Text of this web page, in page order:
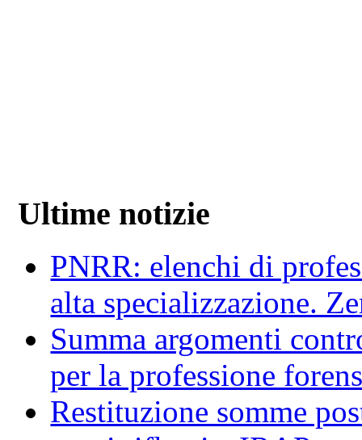
Ultime notizie
PNRR: elenchi di
alta specializzazione.
Summa argomenti
per la professione
Restituzione somme